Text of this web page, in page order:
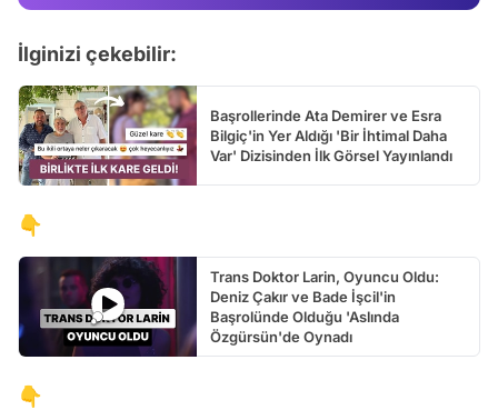
İlginizi çekebilir:
Başrollerinde Ata Demirer ve Esra
Bilgiç'in Yer Aldığı 'Bir İhtimal Daha
Var' Dizisinden İlk Görsel Yayınlandı
👇
Trans Doktor Larin, Oyuncu Oldu:
Deniz Çakır ve Bade İşcil'in
Başrolünde Olduğu 'Aslında
Özgürsün'de Oynadı
👇